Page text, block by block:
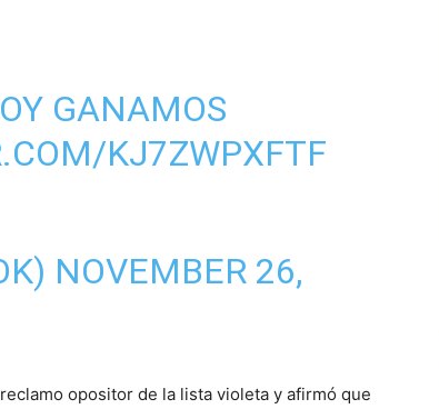
GANAMOS
KJ7ZWPXFTF
NOVEMBER 26,
opositor de la lista violeta y afirmó que